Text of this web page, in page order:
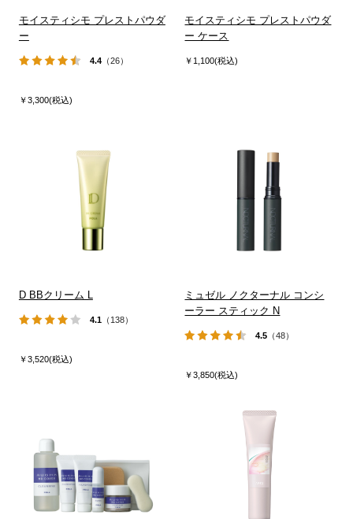
モイスティシモ プレストパウダ
ー
4.4（26）
￥3,300(税込)
モイスティシモ プレストパウダ
ー ケース
￥1,100(税込)
D BBクリーム L
4.1（138）
￥3,520(税込)
ミュゼル ノクターナル コンシ
ーラー スティック N
4.5 （48）
￥3,850(税込)